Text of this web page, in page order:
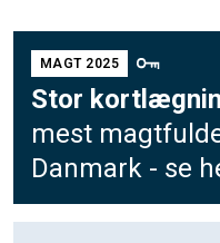
MAGT 2025
Stor
mest
Danmark - se